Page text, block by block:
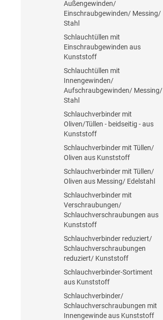
Außengewinden/
Einschraubgewinden/ Messing/
Stahl
Schlauchtüllen mit
Einschraubgewinden aus
Kunststoff
Schlauchtüllen mit
Innengewinden/
Aufschraubgewinden/ Messing/
Stahl
Schlauchverbinder mit
Oliven/Tüllen - beidseitig - aus
Kunststoff
Schlauchverbinder mit Tüllen/
Oliven aus Kunststoff
Schlauchverbinder mit Tüllen/
Oliven aus Messing/ Edelstahl
Schlauchverbinder mit
Verschraubungen/
Schlauchverschraubungen aus
Kunststoff
Schlauchverbinder reduziert/
Schlauchverschraubungen
reduziert/ Kunststoff
Schlauchverbinder-Sortiment
aus Kunststoff
Schlauchverbinder/
Schlauchverschraubungen mit
Innengewinde aus Kunststoff